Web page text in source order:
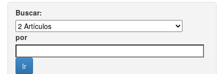
Buscar:
por